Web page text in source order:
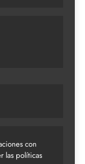
con
las políticas